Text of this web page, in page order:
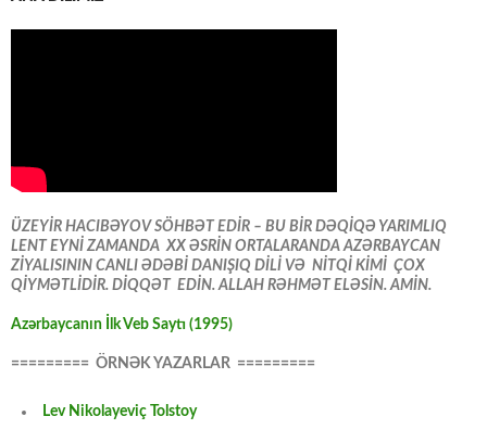
ÜZEYİR HACIBƏYOV SÖHBƏT EDİR – BU BİR DƏQİQƏ YARIMLIQ
LENT EYNİ ZAMANDA XX ƏSRİN ORTALARANDA AZƏRBAYCAN
ZİYALISININ CANLI ƏDƏBİ DANIŞIQ DİLİ VƏ NİTQİ KİMİ ÇOX
QİYMƏTLİDİR. DİQQƏT EDİN. ALLAH RƏHMƏT ELƏSİN. AMİN.
Azərbaycanın İlk Veb Saytı (1995)
========= ÖRNƏK YAZARLAR =========
Lev Nikolayeviç Tolstoy